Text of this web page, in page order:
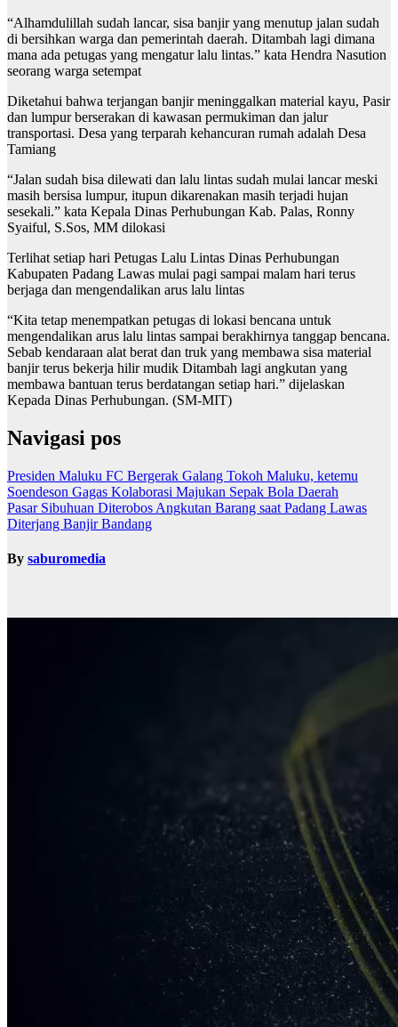
“Alhamdulillah sudah lancar, sisa banjir yang menutup jalan sudah
di bersihkan warga dan pemerintah daerah. Ditambah lagi dimana
mana ada petugas yang mengatur lalu lintas.” kata Hendra Nasution
seorang warga setempat
Diketahui bahwa terjangan banjir meninggalkan material kayu, Pasir
dan lumpur berserakan di kawasan permukiman dan jalur
transportasi. Desa yang terparah kehancuran rumah adalah Desa
Tamiang
“Jalan sudah bisa dilewati dan lalu lintas sudah mulai lancar meski
masih bersisa lumpur, itupun dikarenakan masih terjadi hujan
sesekali.” kata Kepala Dinas Perhubungan Kab. Palas, Ronny
Syaiful, S.Sos, MM dilokasi
Terlihat setiap hari Petugas Lalu Lintas Dinas Perhubungan
Kabupaten Padang Lawas mulai pagi sampai malam hari terus
berjaga dan mengendalikan arus lalu lintas
“Kita tetap menempatkan petugas di lokasi bencana untuk
mengendalikan arus lalu lintas sampai berakhirnya tanggap bencana.
Sebab kendaraan alat berat dan truk yang membawa sisa material
banjir terus bekerja hilir mudik Ditambah lagi angkutan yang
membawa bantuan terus berdatangan setiap hari.” dijelaskan
Kepada Dinas Perhubungan. (SM-MIT)
Navigasi pos
Presiden Maluku FC Bergerak Galang Tokoh Maluku, ketemu
Soendeson Gagas Kolaborasi Majukan Sepak Bola Daerah
Pasar Sibuhuan Diterobos Angkutan Barang saat Padang Lawas
Diterjang Banjir Bandang
By saburomedia